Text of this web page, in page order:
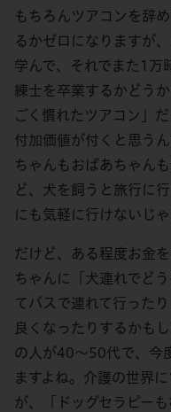
もちろんツアコンを辞
るかゼロになりますが
学んで、それでまた1万
練士を卒業するかどう
ごく慣れたツアコン」
付加価値が付くと思う
ちゃんもおばあちゃん
ど、犬を飼うと旅行に
にも気軽に行けないじゃ
だけど、ある程度お金
ちゃんに「犬連れでど
てバスで連れて行った
良くなったりするかも
の人が40～50代で、今
ますよね。介護の世界
が、「ドッグセラピー